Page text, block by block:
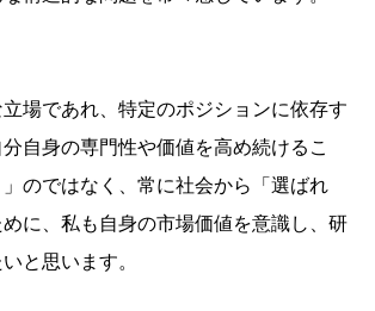
場であれ、特定のポジションに依存す
自身の専門性や価値を高め続けるこ
のではなく、常に社会から「選ばれ
に、私も自身の市場価値を意識し、研
と思います。